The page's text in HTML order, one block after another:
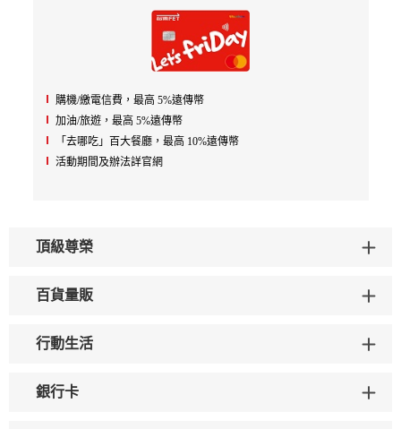
購機/繳電信費，最高 5%遠傳幣
加油/旅遊，最高 5%遠傳幣
「去哪吃」百大餐廳，最高 10%遠傳幣
活動期間及辦法詳官網
頂級尊榮
百貨量販
行動生活
銀行卡